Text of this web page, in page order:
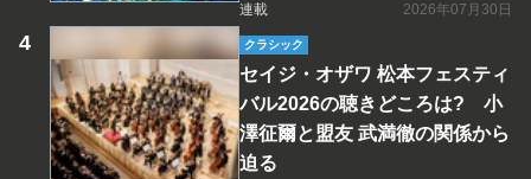
連載 2026年07月30日
クラシック
セイジ・オザワ 松本フェスティ
バル2026の聴きどころは? 小
澤征爾と盟友 武満徹の関係から
迫る